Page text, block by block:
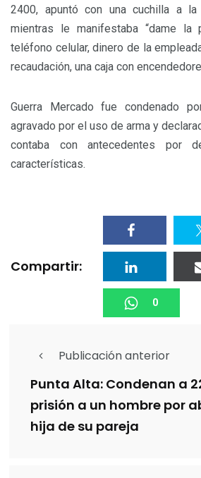
2400, apuntó con una cuchilla a
mientras le manifestaba “dame la
teléfono celular, dinero de la
recaudación, una caja con
Guerra Mercado fue condenado
agravado por el uso de arma y
contaba con antecedentes por
características.
Compartir:
0
Publicación anterior
Punta Alta: Condenan a
prisión a un hombre por
hija de su pareja